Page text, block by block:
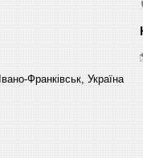
Франківськ, Україна